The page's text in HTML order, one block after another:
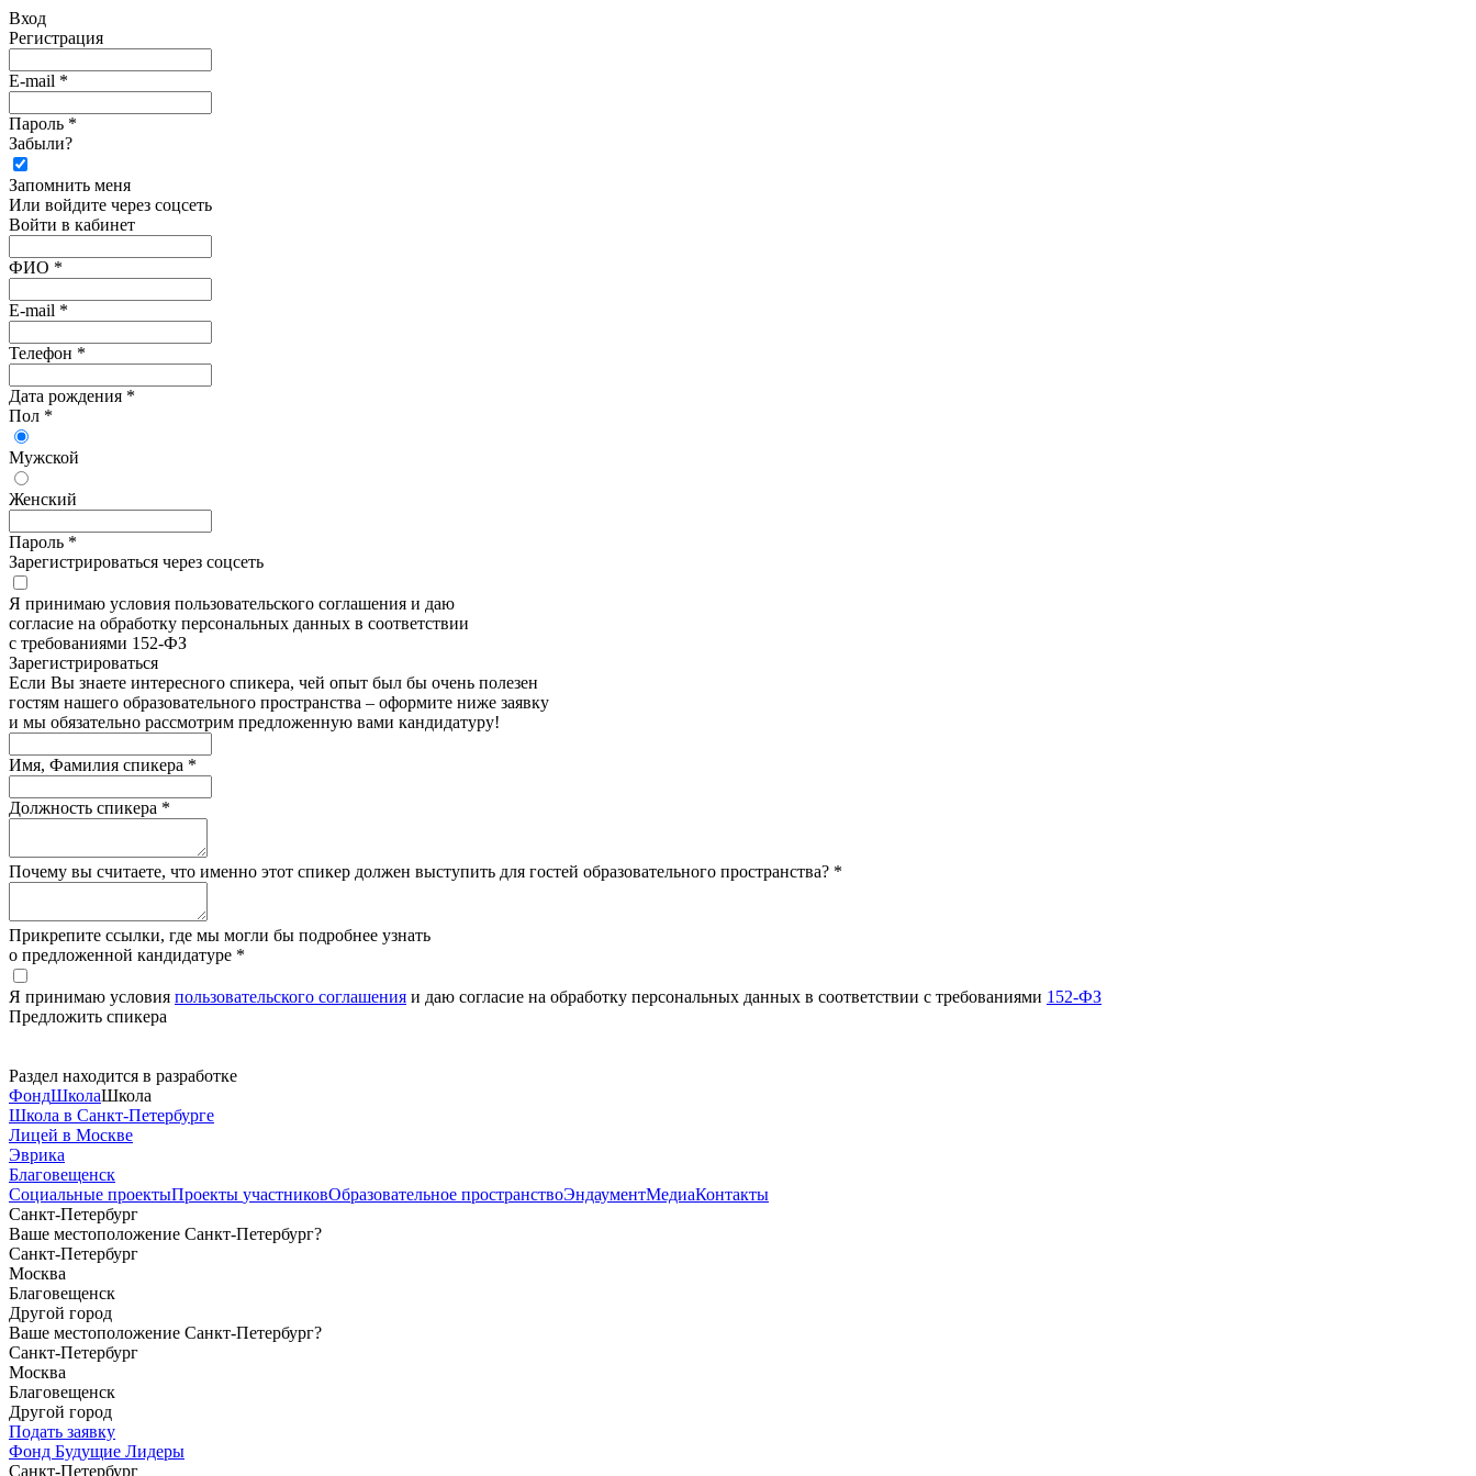
Вход
Регистрация
E-mail *
Пароль *
Забыли?
Запомнить меня
Или войдите через соцсеть
Войти в кабинет
ФИО *
E-mail *
Телефон *
Дата рождения *
Пол *
Мужской
Женский
Пароль *
Зарегистрироваться через соцсеть
Я принимаю условия пользовательского соглашения и даю
согласие на обработку персональных данных в соответствии
с требованиями 152-ФЗ
Зарегистрироватьcя
Если Вы знаете интересного спикера, чей опыт был бы очень полезен
гостям нашего образовательного пространства – оформите ниже заявку
и мы обязательно рассмотрим предложенную вами кандидатуру!
Имя, Фамилия спикера *
Должность спикера *
Почему вы считаете, что именно этот спикер должен выступить для гостей образовательного пространства? *
Прикрепите ссылки, где мы могли бы подробнее узнать
о предложенной кандидатуре *
Я принимаю условия пользовательского соглашения и даю согласие на обработку персональных данных в соответствии с требованиями 152-ФЗ
Предложить спикера
Раздел находится в разработке
ФондШколаШкола
Школа в Санкт-Петербурге
Лицей в Москве
Эврика
Благовещенск
Социальные проектыПроекты участниковОбразовательное пространствоЭндаументМедиаКонтакты
Санкт-Петербург
Ваше местоположение Санкт-Петербург?
Санкт-Петербург
Москва
Благовещенск
Другой город
Ваше местоположение Санкт-Петербург?
Санкт-Петербург
Москва
Благовещенск
Другой город
Подать заявку
Фонд Будущие Лидеры
Санкт-Петербург